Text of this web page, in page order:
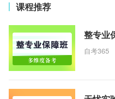
课程推荐
整专业
自考365